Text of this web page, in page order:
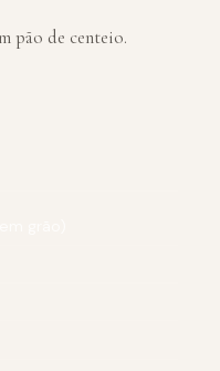
pão de centeio.